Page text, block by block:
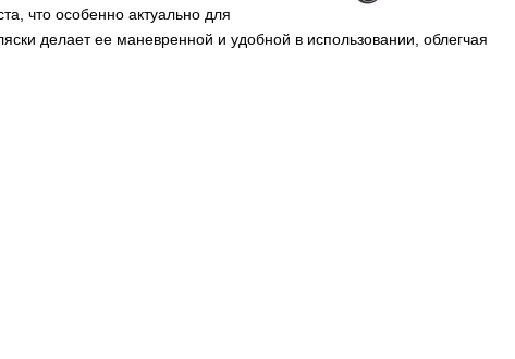
что особенно актуально для
делает ее маневренной и удобной в использовании, облегчая